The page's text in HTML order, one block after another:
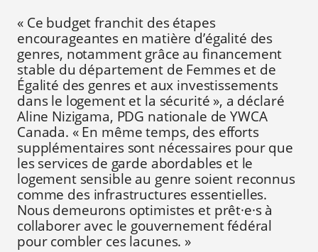
« Ce budget franchit des étapes
encourageantes en matière d’égalité des
genres, notamment grâce au financement
stable du département de Femmes et de
Égalité des genres et aux investissements
dans le logement et la sécurité », a déclaré
Aline Nizigama, PDG nationale de YWCA
Canada. « En même temps, des efforts
supplémentaires sont nécessaires pour que
les services de garde abordables et le
logement sensible au genre soient reconnus
comme des infrastructures essentielles.
Nous demeurons optimistes et prêt·e·s à
collaborer avec le gouvernement fédéral
pour combler ces lacunes. »